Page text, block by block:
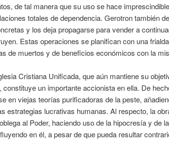
de tal manera que su uso se hace
totales de dependencia. Gerotron también
y los deja propagarse para vender a
Estas operaciones se planifican con una
de muertos y de beneficios económicos con la
Cristiana Unificada, que aún mantiene su
constituye un importante accionista en ella. De
en viejas teorías purificadoras de la peste,
estrategias lucrativas humanas. Al respecto, la
al Poder, haciendo uso de la hipocresía y de
en él, a pesar de que pueda resultar